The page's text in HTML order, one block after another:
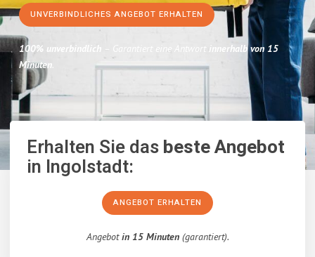
UNVERBINDLICHES ANGEBOT ERHALTEN
100% unverbindlich – Garantiert eine Antwort innerhalb von 15
Minuten.
Erhalten Sie dasbeste Angebot
in Ingolstadt:
ANGEBOT ERHALTEN
Angebotin 15 Minuten(garantiert).